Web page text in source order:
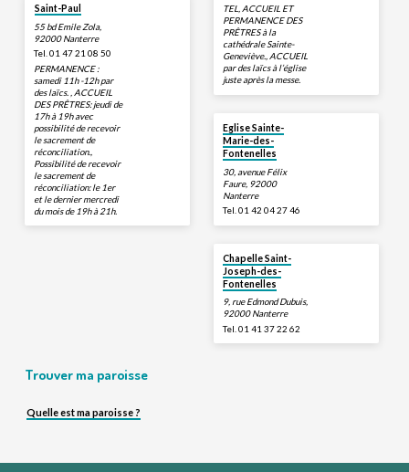
Saint-Paul
55 bd Emile Zola,
92000 Nanterre
Tel. 01 47 21 08 50
PERMANENCE :
samedi 11h -12h par
des laïcs. , ACCUEIL
DES PRÊTRES: jeudi de
17h à 19h avec
possibilité de recevoir
le sacrement de
réconciliation.,
Possibilité de recevoir
le sacrement de
réconciliation: le 1er
et le dernier mercredi
du mois de 19h à 21h.
TEL, ACCUEIL ET
PERMANENCE DES
PRÊTRES à la
cathédrale Sainte-
Geneviève., ACCUEIL
par des laïcs à l’église
juste après la messe.
Eglise Sainte-
Marie-des-
Fontenelles
30, avenue Félix
Faure, 92000
Nanterre
Tel. 01 42 04 27 46
Chapelle Saint-
Joseph-des-
Fontenelles
9, rue Edmond Dubuis,
92000 Nanterre
Tel. 01 41 37 22 62
Trouver ma paroisse
Quelle est ma paroisse ?